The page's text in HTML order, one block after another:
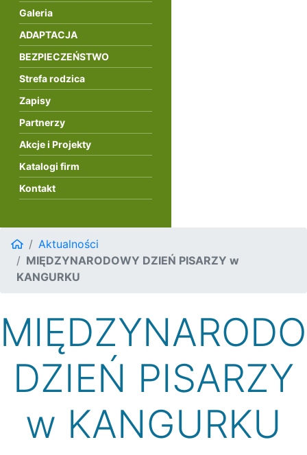
Galeria
ADAPTACJA
BEZPIECZEŃSTWO
Strefa rodzica
Zapisy
Partnerzy
Akcje i Projekty
Katalogi firm
Kontakt
Aktualności
MIĘDZYNARODOWY DZIEŃ PISARZY w
KANGURKU
DZIEŃ PISARZY
w KANGURKU